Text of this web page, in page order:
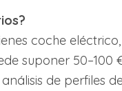
coche
suponer 50–100
de perfiles